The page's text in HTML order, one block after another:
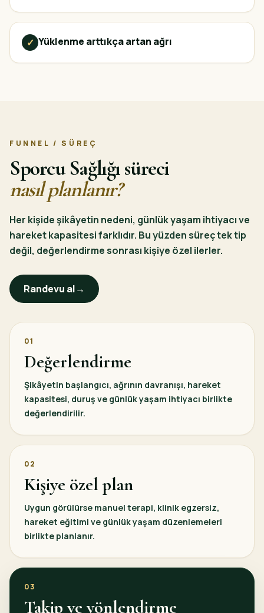
✓ Yüklenme arttıkça artan ağrı
FUNNEL / SÜREÇ
Sporcu Sağlığı süreci
nasıl planlanır?
Her kişide şikâyetin nedeni, günlük yaşam ihtiyacı ve
hareket kapasitesi farklıdır. Bu yüzden süreç tek tip
değil, değerlendirme sonrası kişiye özel ilerler.
Randevu al→
01
Değerlendirme
Şikâyetin başlangıcı, ağrının davranışı, hareket
kapasitesi, duruş ve günlük yaşam ihtiyacı birlikte
değerlendirilir.
02
Kişiye özel plan
Uygun görülürse manuel terapi, klinik egzersiz,
hareket eğitimi ve günlük yaşam düzenlemeleri
birlikte planlanır.
03
Takip ve yönlendirme